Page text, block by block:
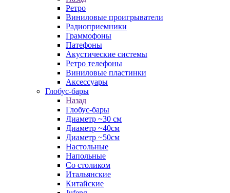
Ретро
Виниловые проигрыватели
Радиоприемники
Граммофоны
Патефоны
Акустические системы
Ретро телефоны
Виниловые пластинки
Аксессуары
Глобус-бары
Назад
Глобус-бары
Диаметр ~30 см
Диаметр ~40см
Диаметр ~50см
Настольные
Напольные
Со столиком
Итальянские
Китайские